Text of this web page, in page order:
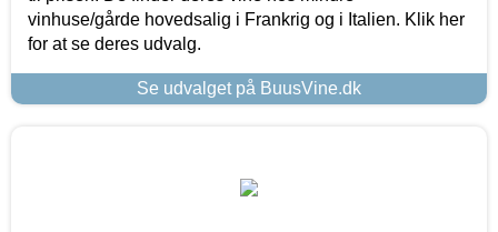
vinhuse/gårde hovedsalig i Frankrig og i Italien. Klik her
for at se deres udvalg.
Se udvalget på BuusVine.dk